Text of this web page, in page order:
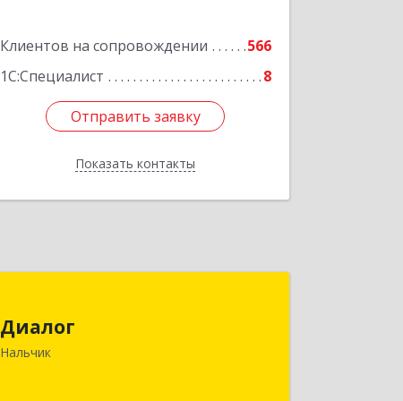
Клиентов на сопровождении
566
1С:Специалист
8
Отправить заявку
Показать контакты
Отправить заявку
Назад
Диалог
Нальчик
360016, Кабардино-Балкарская Респ,
Нальчик г, Калюжного ул, дом № 3,